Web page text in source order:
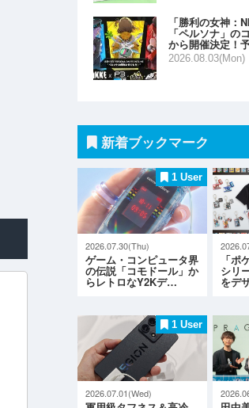
「勝利の女神：
「ペルソナ」の
から開催決定！
2026.08.03(Mon)
新着ブックマーク
1 User
2026.07.30(Thu)
ゲーム・コンピュータ界
の伝説「コモドール」か
らレトロなY2Kデ…
「ポ
シリ
をデ
1 User
2026.07.01(Wed)